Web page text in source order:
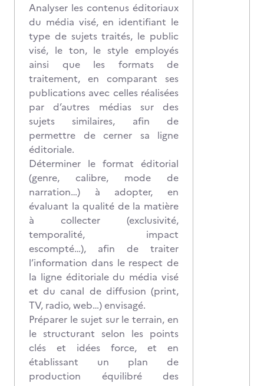
Analyser les contenus éditoriaux
du média visé, en identifiant le
type de sujets traités, le public
visé, le ton, le style employés
ainsi que les formats de
traitement, en comparant ses
publications avec celles réalisées
par d’autres médias sur des
sujets similaires, afin de
permettre de cerner sa ligne
éditoriale.
Déterminer le format éditorial
(genre, calibre, mode de
narration…) à adopter, en
évaluant la qualité de la matière
à collecter (exclusivité,
temporalité, impact
escompté…), afin de traiter
l’information dans le respect de
la ligne éditoriale du média visé
et du canal de diffusion (print,
TV, radio, web…) envisagé.
Préparer le sujet sur le terrain, en
le structurant selon les points
clés et idées force, et en
établissant un plan de
production équilibré des